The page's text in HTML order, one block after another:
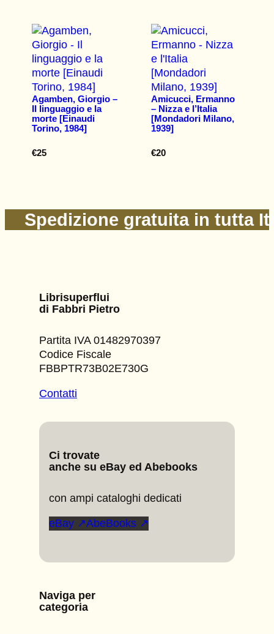
Agamben, Giorgio –
Il linguaggio e la
morte [Einaudi
Torino, 1984]
€25
Amicucci, Ermanno
– Nizza e l’Italia
[Mondadori Milano,
1939]
€20
Spedizione gratuita in tutta
Librisuperflui
di Fabbri Pietro
Partita IVA 01482970397
Codice Fiscale
FBBPTR73B02E730G
Contatti
Ci trovate
anche su eBay ed Abebooks
con ampi cataloghi dedicati
eBay ↗AbeBooks ↗
Naviga per
categoria